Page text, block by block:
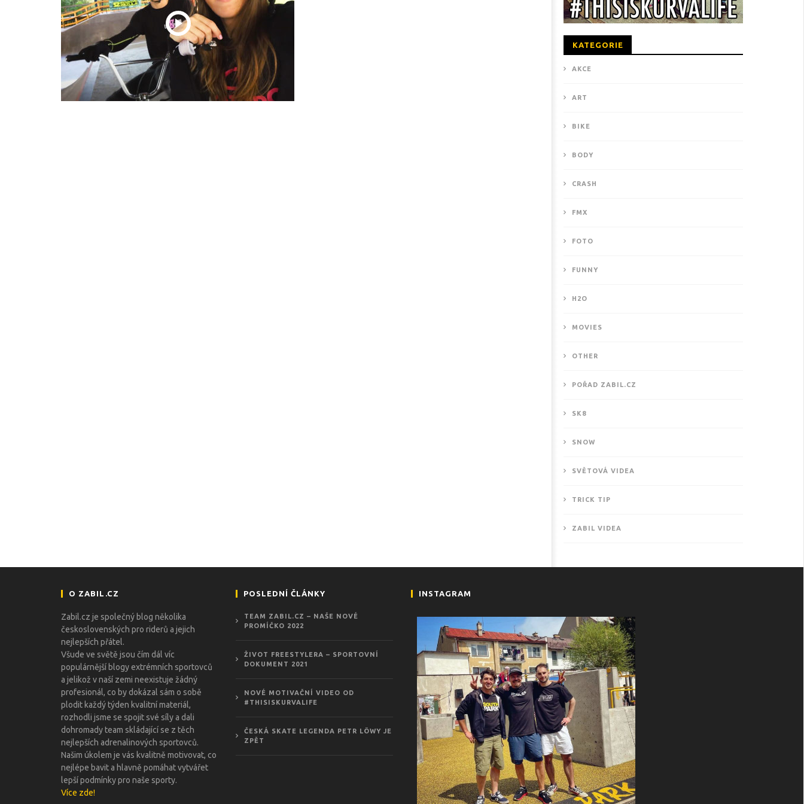
KATEGORIE
AKCE
ART
BIKE
BODY
CRASH
FMX
FOTO
FUNNY
H2O
MOVIES
OTHER
POŘAD ZABIL.CZ
SK8
SNOW
SVĚTOVÁ VIDEA
TRICK TIP
ZABIL VIDEA
O ZABIL.CZ
Zabil.cz je společný blog několika
československých pro riderů a jejich
nejlepších přátel.
Všude ve světě jsou čím dál víc
populárnější blogy extrémních sportovců
a jelikož v naší zemi neexistuje žádný
profesionál, co by dokázal sám o sobě
plodit každý týden kvalitní materiál,
rozhodli jsme se spojit své síly a dali
dohromady team skládající se z těch
nejlepších adrenalinových sportovců.
Našim úkolem je vás kvalitně motivovat, co
nejlépe bavit a hlavně pomáhat vytvářet
lepší podmínky pro naše sporty.
Více zde!
POSLEDNÍ ČLÁNKY
TEAM ZABIL.CZ – NAŠE NOVÉ
PROMÍČKO 2022
ŽIVOT FREESTYLERA – SPORTOVNÍ
DOKUMENT 2021
NOVÉ MOTIVAČNÍ VIDEO OD
#THISISKURVALIFE
ČESKÁ SKATE LEGENDA PETR LÖWY JE
ZPĚT
INSTAGRAM